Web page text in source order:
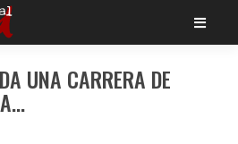
UNA CARRERA DE